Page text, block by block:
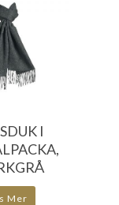
I
Mer